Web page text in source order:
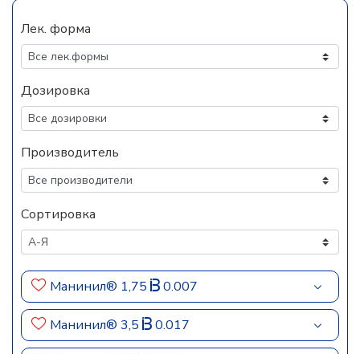
Лек. форма
Дозировка
Производитель
Сортировка
Манинил® 1,75 0.007
Манинил® 3,5 0.017